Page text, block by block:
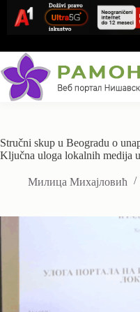
content
Stručni skup u Beogradu o
Ključna uloga lokalnih medija
Милица Михајловић